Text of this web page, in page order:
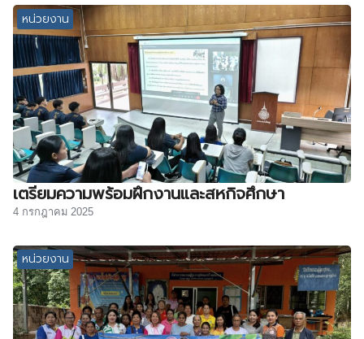
หน่วยงาน
เตรียมความพร้อมฝึกงานและสหกิจศึกษา
4 กรกฎาคม 2025
หน่วยงาน